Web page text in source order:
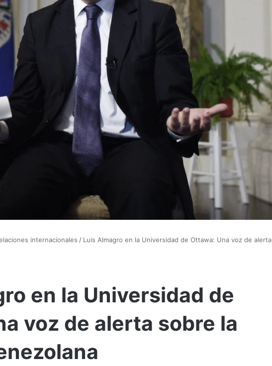
internacionales / Luis Almagro en la Universidad de Ottawa: Una voz de alerta
en la Universidad de
voz de alerta sobre la